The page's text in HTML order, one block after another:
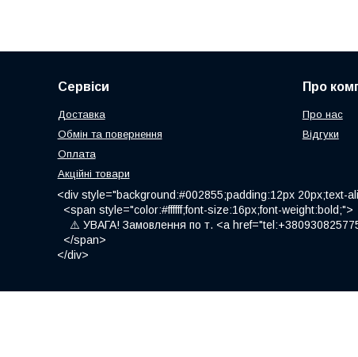
Сервіси
Доставка
Обмін та повернення
Оплата
Акційні товари
Про
Про нас
Відгуки
<div style="background:#002855;padding:12px 20px;text-
<span style="color:#ffffff;font-size:16px;font-weight:bold;">
⚠️ УВАГА! Замовлення по т. <a
</span>
</div>